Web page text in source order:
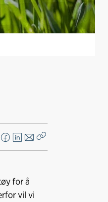
F
L
k
E
o
s
for å
vil vi